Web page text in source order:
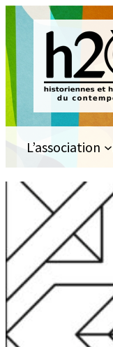
Aller
au
contenu
L’association